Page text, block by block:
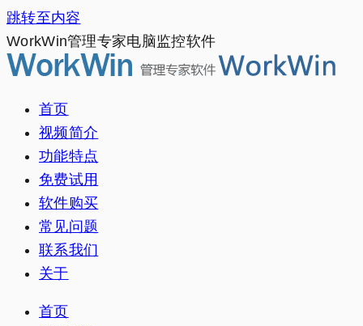
跳转至内容
WorkWin管理专家电脑监控软件
首页
视频简介
功能特点
免费试用
软件购买
常见问题
联系我们
关于
首页